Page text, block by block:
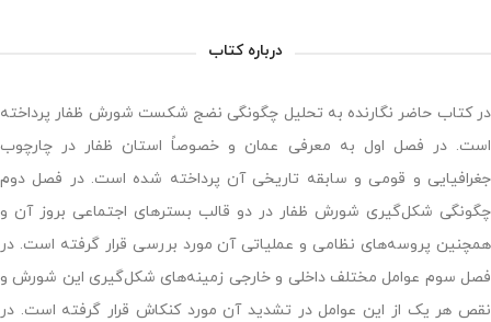
درباره کتاب
در کتاب حاضر نگارنده به تحلیل چگونگی نضج شکست شورش ظفار پرداخته
است. در فصل اول به معرفی عمان و خصوصاً استان ظفار در چارچوب
جغرافیایی و قومی و سابقه تاریخی آن پرداخته شده است. در فصل دوم
چگونگی شکل‌گیری شورش ظفار در دو قالب بسترهای اجتماعی بروز آن و
همچنین پروسه‌های نظامی و عملیاتی آن مورد بررسی قرار گرفته است. در
فصل سوم عوامل مختلف داخلی و خارجی زمینه‌های شکل‌گیری این شورش و
نقص هر یک از این عوامل در تشدید آن مورد کنکاش قرار گرفته است. در